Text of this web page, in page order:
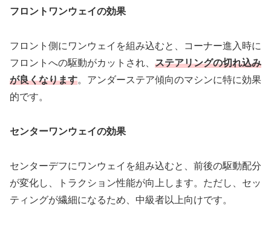
フロントワンウェイの効果
フロント側にワンウェイを組み込むと、コーナー進入時に
フロントへの駆動がカットされ、 ステアリングの切れ込み
が良くなります。アンダーステア傾向のマシンに特に効果
的です。
センターワンウェイの効果
センターデフにワンウェイを組み込むと、前後の駆動配分
が変化し、トラクション性能が向上します。ただし、セッ
ティングが繊細になるため、中級者以上向けです。